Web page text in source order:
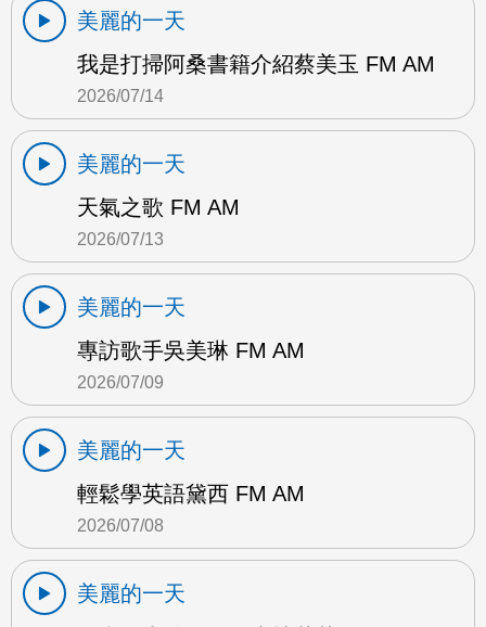
美麗的一天
我是打掃阿桑書籍介紹蔡美玉 FM AM
2026/07/14
美麗的一天
天氣之歌 FM AM
2026/07/13
美麗的一天
專訪歌手吳美琳 FM AM
2026/07/09
美麗的一天
輕鬆學英語黛西 FM AM
2026/07/08
美麗的一天